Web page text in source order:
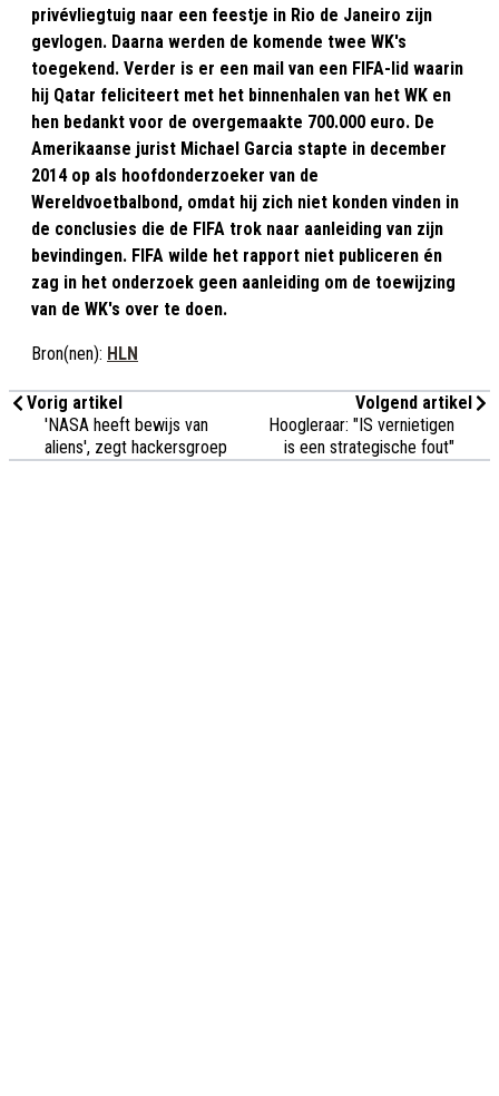
privévliegtuig naar een feestje in Rio de Janeiro zijn
gevlogen. Daarna werden de komende twee WK's
toegekend. Verder is er een mail van een FIFA-lid waarin
hij Qatar feliciteert met het binnenhalen van het WK en
hen bedankt voor de overgemaakte 700.000 euro. De
Amerikaanse jurist Michael Garcia stapte in december
2014 op als hoofdonderzoeker van de
Wereldvoetbalbond, omdat hij zich niet konden vinden in
de conclusies die de FIFA trok naar aanleiding van zijn
bevindingen. FIFA wilde het rapport niet publiceren én
zag in het onderzoek geen aanleiding om de toewijzing
van de WK's over te doen.
Bron(nen): HLN
Vorig artikel
'NASA heeft bewijs van
aliens', zegt hackersgroep
Volgend artikel
Hoogleraar: "IS vernietigen
is een strategische fout"